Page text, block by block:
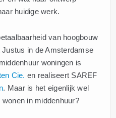
huidige werk.
van hoogbouw
in de Amsterdamse
woningen is
Cie. en realiseert SAREF
. Maar is het eigenlijk wel
in middenhuur?